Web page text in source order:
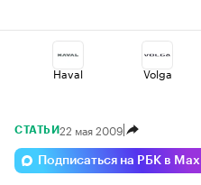
Haval Volga
Voyah
СТАТЬИ22 мая 2009
Подписаться на РБК в Max